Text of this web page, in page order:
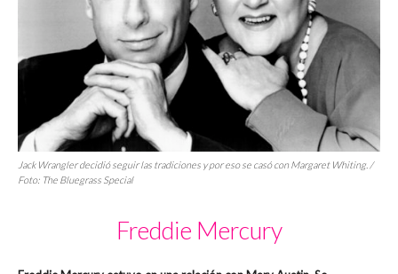
Jack Wrangler decidió seguir las tradiciones y por eso se casó con Margaret Whiting. /
Foto: The Bluegrass Special
Freddie Mercury